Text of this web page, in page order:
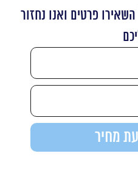
השאירו פרטים ואנו נחזור